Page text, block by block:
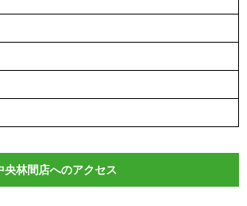
林間店へのアクセス